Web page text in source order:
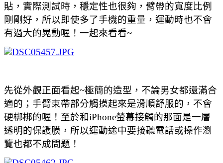
貼，實際測試時，穩定性也很夠，臂帶的寬度比例
剛剛好，所以即使多了手機的重量，運動時也不會
有過大的晃動喔！一起來看看~
先從外觀正面看起~極簡的造型，不論男女都還滿合
適的；手臂束帶部分觸摸起來是滑順舒服的，不會
硬梆梆的喔！至於和iPhone螢幕接觸的那面是一層
透明的保護膜，所以運動途中要接聽電話或操作瀏
覽也都不成問題！